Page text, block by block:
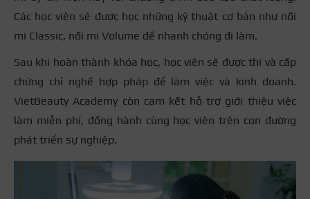
Các học viên sẽ được học những kỹ thuật cơ bản như nối
mi Classic, nối mi Volume để nhanh chóng đi làm.
Sau khi hoàn thành khóa học, học viên sẽ được thi và cấp
chứng chỉ nghề hợp pháp để làm việc và kinh doanh.
VietBeauty Academy còn cam kết hỗ trợ giới thiệu việc
làm miễn phí, đồng hành cùng học viên trên con đường
phát triển sự nghiệp.